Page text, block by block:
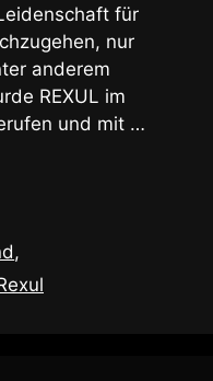
für
nur
anderem
REXUL im
und mit …
,